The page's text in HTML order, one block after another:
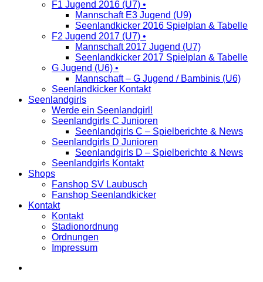
F1 Jugend 2016 (U7) •
Mannschaft E3 Jugend (U9)
Seenlandkicker 2016 Spielplan & Tabelle
F2 Jugend 2017 (U7) •
Mannschaft 2017 Jugend (U7)
Seenlandkicker 2017 Spielplan & Tabelle
G Jugend (U6) •
Mannschaft – G Jugend / Bambinis (U6)
Seenlandkicker Kontakt
Seenlandgirls
Werde ein Seenlandgirl!
Seenlandgirls C Junioren
Seenlandgirls C – Spielberichte & News
Seenlandgirls D Junioren
Seenlandgirls D – Spielberichte & News
Seenlandgirls Kontakt
Shops
Fanshop SV Laubusch
Fanshop Seenlandkicker
Kontakt
Kontakt
Stadionordnung
Ordnungen
Impressum